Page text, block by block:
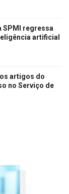
SPMI regressa
artificial
artigos do
no Serviço de